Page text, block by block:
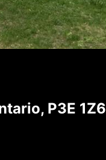
P3E 1Z6